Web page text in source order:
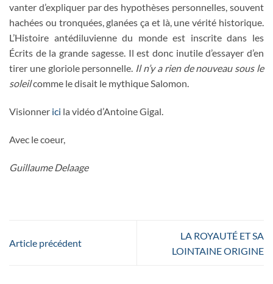
vanter d’expliquer par des hypothèses personnelles, souvent
hachées ou tronquées, glanées ça et là, une vérité historique.
L’Histoire antédiluvienne du monde est inscrite dans les
Écrits de la grande sagesse. Il est donc inutile d’essayer d’en
tirer une gloriole personnelle. Il n’y a rien de nouveau sous le
soleilcomme le disait le mythique Salomon.
Visionner ici la vidéo d’Antoine Gigal.
Avec le coeur,
Guillaume Delaage
Article précédent
LA ROYAUTÉ ET SA
LOINTAINE ORIGINE